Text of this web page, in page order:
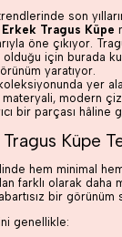
son
Erkek Tragus Küpe
öne çıkıyor.
olduğu için burada
yaratıyor.
yer
materyali, modern
bir parçası hâline
Küpe
hem minimal
farklı olarak
bir görünüm
genellikle: